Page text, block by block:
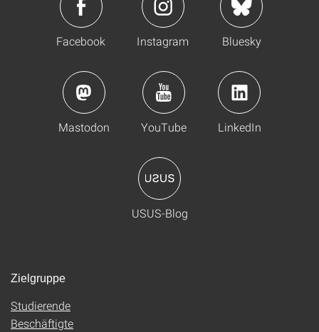
Facebook Instagram Bluesky
Mastodon YouTube LinkedIn
USUS-Blog
Zielgruppe
Studierende
Beschäftigte